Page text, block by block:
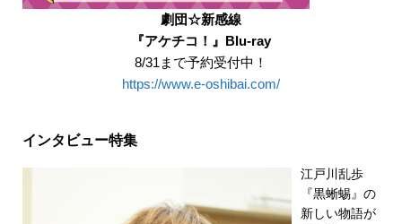
劇団☆新感線
『アケチコ！』Blu-ray
8/31まで予約受付中！
https://www.e-oshibai.com/
インタビュー特集
江戸川乱歩
『黒蜥蜴』の
新しい物語が